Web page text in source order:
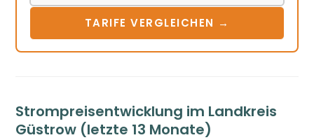
TARIFE VERGLEICHEN →
Strompreisentwicklung im Landkreis
Güstrow (letzte 13 Monate)